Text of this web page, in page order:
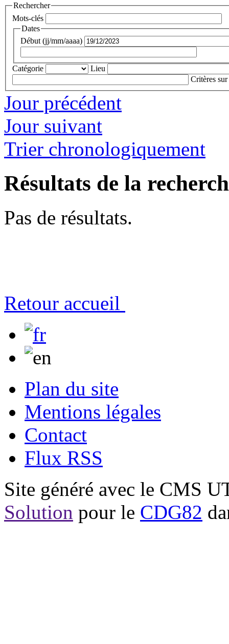
Rechercher
Mots-clés
Dates
Début (jj/mm/aaaa)
Catégorie
Lieu
Critères sur
Jour précédent
Jour suivant
Trier chronologiquement
Résultats de la
Pas de résultats.
Retour accueil
Plan du site
Mentions légales
Contact
Flux RSS
Site généré avec le CMS
Solution pour le CDG82